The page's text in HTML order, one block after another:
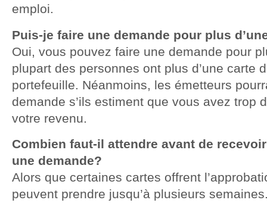
emploi.
Puis-je faire une demande pour plus
Oui, vous pouvez faire une demande pour
plupart des personnes ont plus d’une carte
portefeuille. Néanmoins, les émetteurs
demande s’ils estiment que vous avez trop
votre revenu.
Combien faut-il attendre avant de
une demande?
Alors que certaines cartes offrent
peuvent prendre jusqu’à plusieurs